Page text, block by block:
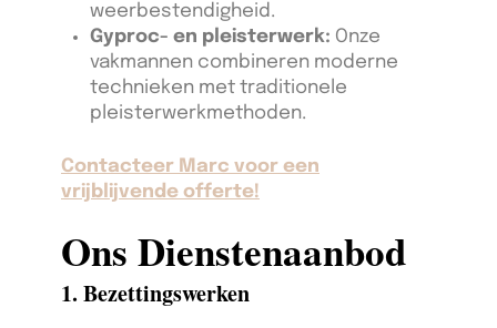
weerbestendigheid.
Gyproc- en pleisterwerk: Onze
vakmannen combineren moderne
technieken met traditionele
pleisterwerkmethoden.
Contacteer Marc voor een
vrijblijvende offerte!
Ons Dienstenaanbod
1. Bezettingswerken